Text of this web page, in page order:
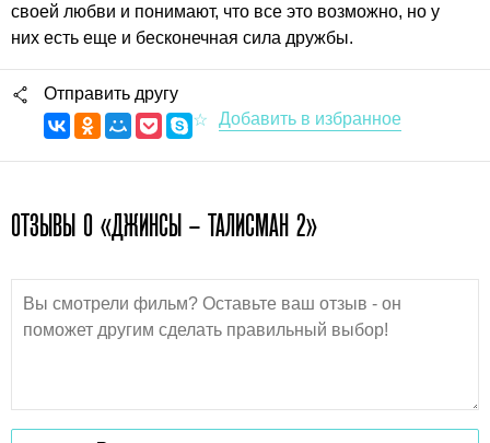
своей любви и понимают, что все это возможно, но у
них есть еще и бесконечная сила дружбы.
Отправить другу
ОТЗЫВЫ О «ДЖИНСЫ – ТАЛИСМАН 2»